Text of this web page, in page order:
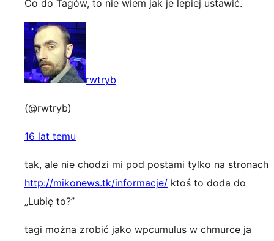
Co do Tagów, to nie wiem jak je lepiej ustawić.
rwtryb
(@rwtryb)
16 lat temu
tak, ale nie chodzi mi pod postami tylko na stronach
http://mikonews.tk/informacje/ ktoś to doda do
„Lubię to?”
tagi można zrobić jako wpcumulus w chmurce ja